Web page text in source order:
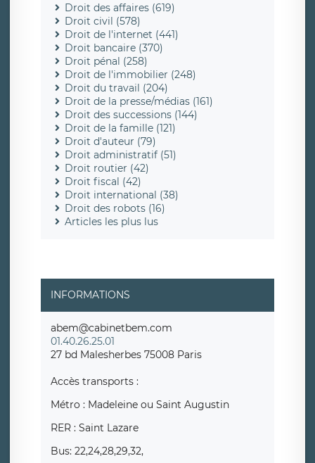
Droit des affaires (619)
Droit civil (578)
Droit de l'internet (441)
Droit bancaire (370)
Droit pénal (258)
Droit de l'immobilier (248)
Droit du travail (204)
Droit de la presse/médias (161)
Droit des successions (144)
Droit de la famille (121)
Droit d'auteur (79)
Droit administratif (51)
Droit routier (42)
Droit fiscal (42)
Droit international (38)
Droit des robots (16)
Articles les plus lus
INFORMATIONS
abem@cabinetbem.com
01.40.26.25.01
27 bd Malesherbes 75008 Paris
Accès transports :
Métro : Madeleine ou Saint Augustin
RER : Saint Lazare
Bus: 22,24,28,29,32,